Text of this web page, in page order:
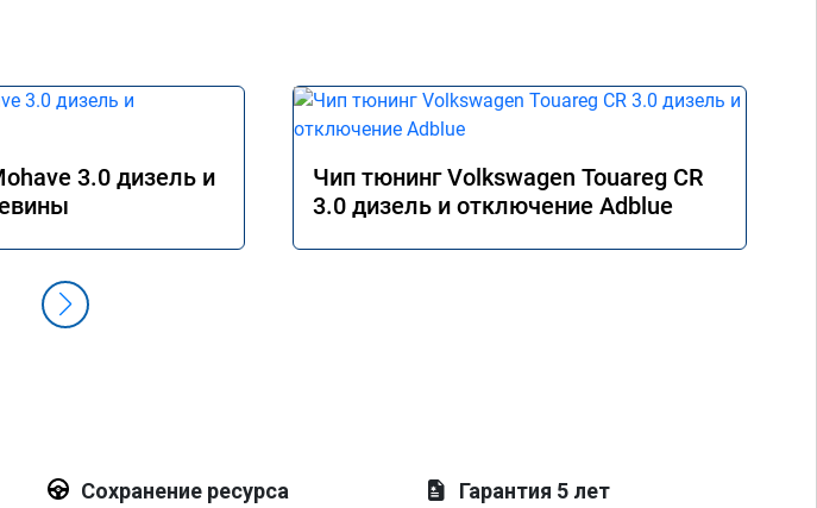
3.0 дизель и
Чип тюнинг Volkswagen Touareg CR
3.0 дизель и отключение Adblue
Сохранение ресурса Гарантия 5 лет